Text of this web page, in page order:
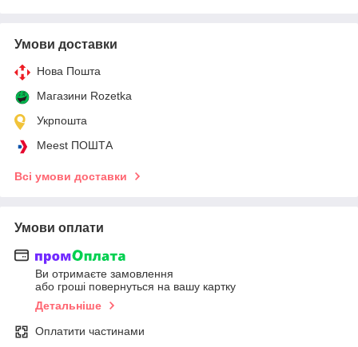
Умови доставки
Нова Пошта
Магазини Rozetka
Укрпошта
Meest ПОШТА
Всі умови доставки
Умови оплати
Ви отримаєте замовлення
або гроші повернуться на вашу картку
Детальніше
Оплатити частинами